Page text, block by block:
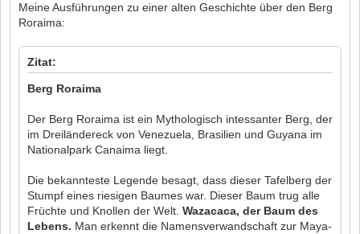
Meine Ausführungen zu einer alten Geschichte über den Berg
Roraima:
Zitat:
Berg Roraima
Der Berg Roraima ist ein Mythologisch intessanter Berg, der
im Dreiländereck von Venezuela, Brasilien und Guyana im
Nationalpark Canaima liegt.
Die bekannteste Legende besagt, dass dieser Tafelberg der
Stumpf eines riesigen Baumes war. Dieser Baum trug alle
Früchte und Knollen der Welt. Wazacaca, der Baum des
Lebens. Man erkennt die Namensverwandschaft zur Maya-